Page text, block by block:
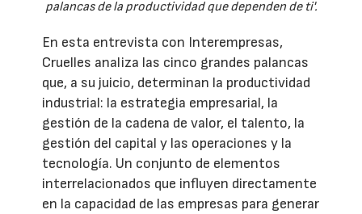
palancas de la productividad que dependen de ti'.
En esta entrevista con Interempresas,
Cruelles analiza las cinco grandes palancas
que, a su juicio, determinan la productividad
industrial: la estrategia empresarial, la
gestión de la cadena de valor, el talento, la
gestión del capital y las operaciones y la
tecnología. Un conjunto de elementos
interrelacionados que influyen directamente
en la capacidad de las empresas para generar